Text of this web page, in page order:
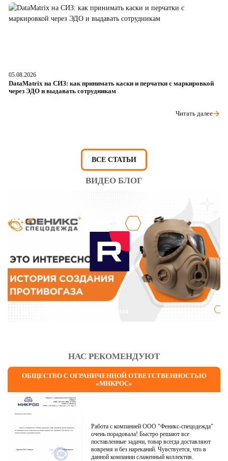
05.08.2026
DataMatrix на СИЗ: как принимать каски и перчатки с маркировкой
через ЭДО и выдавать сотрудникам
Читать далее
ВСЕ СТАТЬИ
ВИДЕО БЛОГ
НАС РЕКОМЕНДУЮТ
ОБЩЕСТВО С ОГРАНИЧЕННОЙ ОТВЕТСТВЕННОСТЬЮ
«МИКРОС»
Работа с компанией ООО "Феникс-спецодежда"
очень порадовала! Быстро решают все
поставленные задачи, товар всегда доставляют
вовремя и без нареканий. Чувствуется, что в
данной компании слаженный коллектив.